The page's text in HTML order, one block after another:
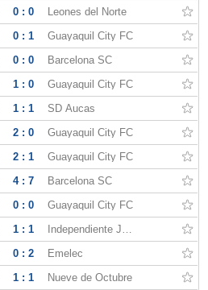
0 : 0 Leones del Norte
0 : 1 Guayaquil City FC
0 : 0 Barcelona SC
1 : 0 Guayaquil City FC
1 : 1 SD Aucas
2 : 0 Guayaquil City FC
2 : 1 Guayaquil City FC
4 : 7 Barcelona SC
0 : 0 Guayaquil City FC
1 : 1 Independiente Juniors
0 : 2 Emelec
1 : 1 Nueve de Octubre